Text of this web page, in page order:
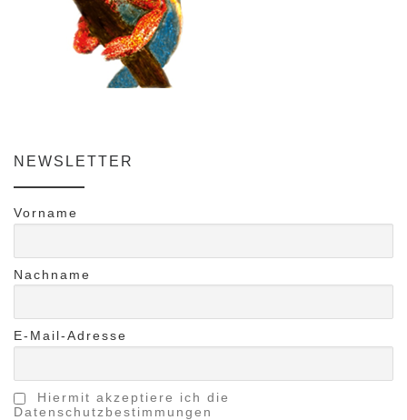
NEWSLETTER
Vorname
Nachname
E-Mail-Adresse
Hiermit akzeptiere ich die
Datenschutzbestimmungen